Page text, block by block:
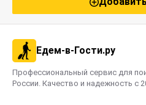
Едем-в-Гости.ру
Профессиональный сервис для
России. Качество и надежность с